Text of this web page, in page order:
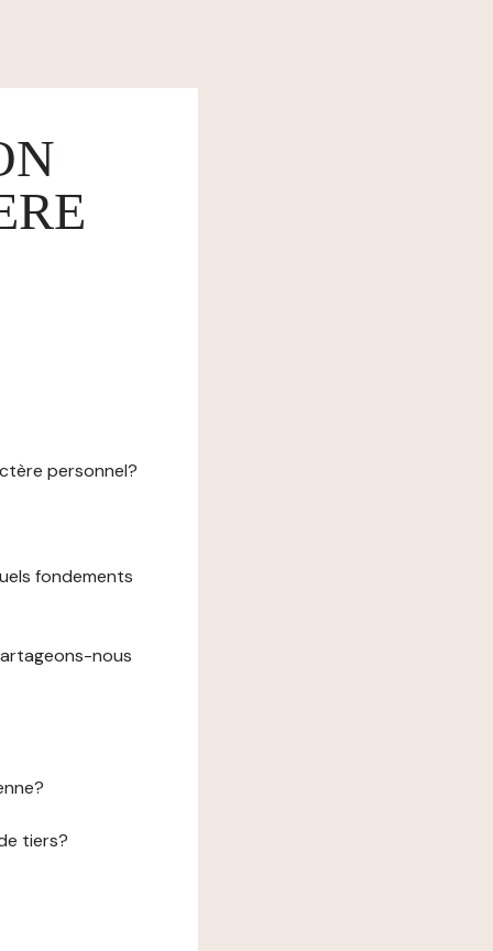
personnel?
fondements
nous
tiers?